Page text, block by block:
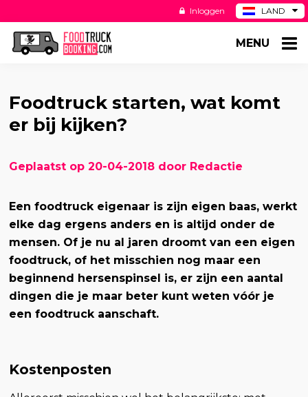
LAND
DE
Inloggen
MENU
Foodtruck starten, wat komt
er bij kijken?
Geplaatst op 20-04-2018 door Redactie
Een foodtruck eigenaar is zijn eigen baas, werkt
elke dag ergens anders en is altijd onder de
mensen. Of je nu al jaren droomt van een eigen
foodtruck, of het misschien nog maar een
beginnend hersenspinsel is, er zijn een aantal
dingen die je maar beter kunt weten vóór je
een foodtruck aanschaft.
Kostenposten